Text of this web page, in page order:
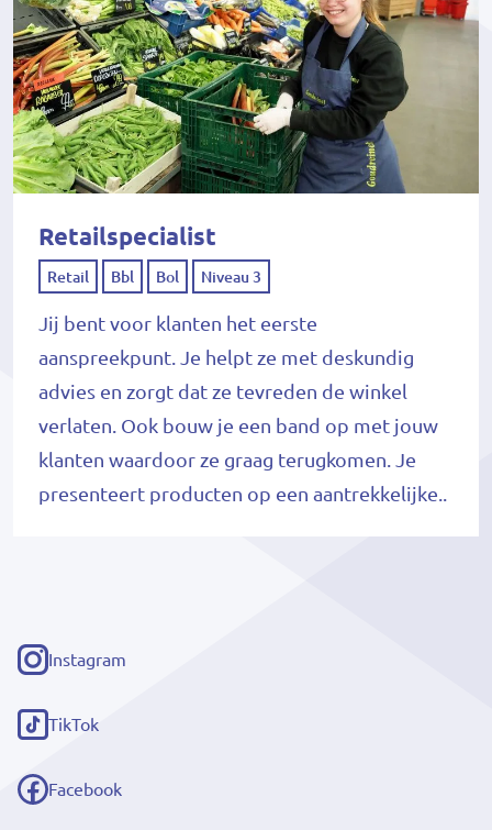
Retailspecialist
Retail Bbl Bol Niveau 3
Jij bent voor klanten het eerste
aanspreekpunt. Je helpt ze met deskundig
advies en zorgt dat ze tevreden de winkel
verlaten. Ook bouw je een band op met jouw
klanten waardoor ze graag terugkomen. Je
presenteert producten op een aantrekkelijke..
Instagram
(externe
link)
TikTok
(externe
link)
Facebook
(externe